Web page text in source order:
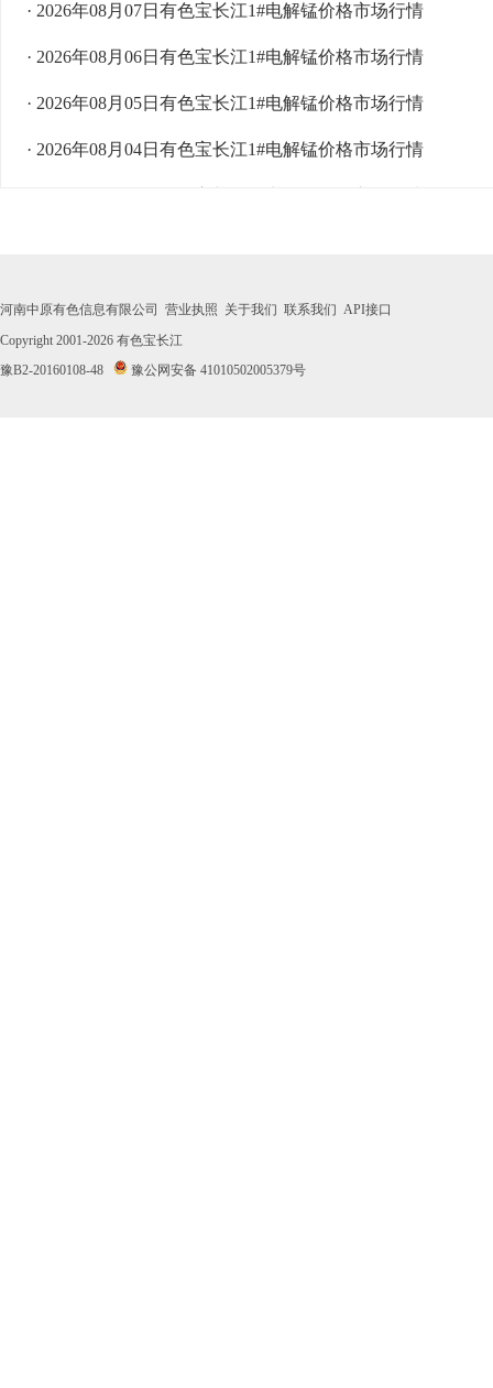
· 2026年08月07日有色宝长江1#电解锰价格市场行情
· 2026年08月06日有色宝长江1#电解锰价格市场行情
· 2026年08月05日有色宝长江1#电解锰价格市场行情
· 2026年08月04日有色宝长江1#电解锰价格市场行情
· 2026年07月29日有色宝长江1#电解锰价格市场行情
· 2026年07月28日有色宝长江1#电解锰价格市场行情
河南中原有色信息有限公司 营业执照 关于我们 联系我们 API接口
Copyright 2001-2026 有色宝长江
豫B2-20160108-48
豫公网安备 41010502005379号